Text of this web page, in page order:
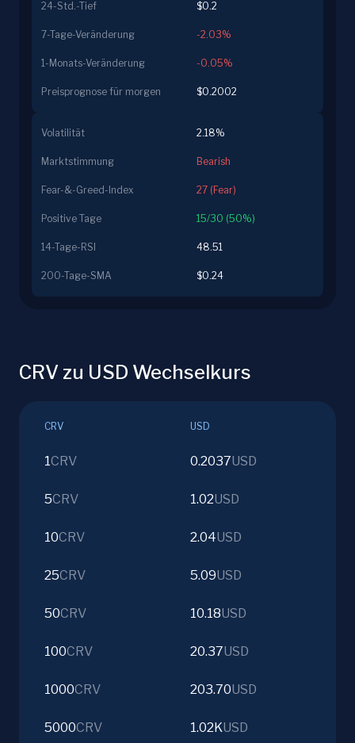
24-Std.-Tief $0.2
7-Tage-Veränderung -2.03%
1-Monats-Veränderung -0.05%
Preisprognose für morgen $0.2002
Volatilität 2.18%
Marktstimmung Bearish
Fear-&-Greed-Index 27 (Fear)
Positive Tage 15/30 (50%)
14-Tage-RSI 48.51
200-Tage-SMA $0.24
CRV zu USD Wechselkurs
CRV USD
1CRV 0.2037USD
5CRV 1.02USD
10CRV 2.04USD
25CRV 5.09USD
50CRV 10.18USD
100CRV 20.37USD
1000CRV 203.70USD
5000CRV 1.02KUSD